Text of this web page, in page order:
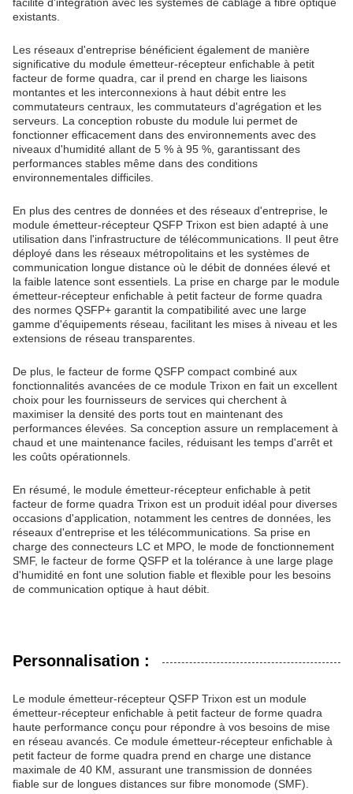
existants.
Les réseaux d'entreprise bénéficient également de manière
significative du module émetteur-récepteur enfichable à petit
facteur de forme quadra, car il prend en charge les liaisons
montantes et les interconnexions à haut débit entre les
commutateurs centraux, les commutateurs d'agrégation et les
serveurs. La conception robuste du module lui permet de
fonctionner efficacement dans des environnements avec des
niveaux d'humidité allant de 5 % à 95 %, garantissant des
performances stables même dans des conditions
environnementales difficiles.
En plus des centres de données et des réseaux d'entreprise, le
module émetteur-récepteur QSFP Trixon est bien adapté à une
utilisation dans l'infrastructure de télécommunications. Il peut être
déployé dans les réseaux métropolitains et les systèmes de
communication longue distance où le débit de données élevé et
la faible latence sont essentiels. La prise en charge par le module
émetteur-récepteur enfichable à petit facteur de forme quadra
des normes QSFP+ garantit la compatibilité avec une large
gamme d'équipements réseau, facilitant les mises à niveau et les
extensions de réseau transparentes.
De plus, le facteur de forme QSFP compact combiné aux
fonctionnalités avancées de ce module Trixon en fait un excellent
choix pour les fournisseurs de services qui cherchent à
maximiser la densité des ports tout en maintenant des
performances élevées. Sa conception assure un remplacement à
chaud et une maintenance faciles, réduisant les temps d'arrêt et
les coûts opérationnels.
En résumé, le module émetteur-récepteur enfichable à petit
facteur de forme quadra Trixon est un produit idéal pour diverses
occasions d'application, notamment les centres de données, les
réseaux d'entreprise et les télécommunications. Sa prise en
charge des connecteurs LC et MPO, le mode de fonctionnement
SMF, le facteur de forme QSFP et la tolérance à une large plage
d'humidité en font une solution fiable et flexible pour les besoins
de communication optique à haut débit.
Personnalisation :
Le module émetteur-récepteur QSFP Trixon est un module
émetteur-récepteur enfichable à petit facteur de forme quadra
haute performance conçu pour répondre à vos besoins de mise
en réseau avancés. Ce module émetteur-récepteur enfichable à
petit facteur de forme quadra prend en charge une distance
maximale de 40 KM, assurant une transmission de données
fiable sur de longues distances sur fibre monomode (SMF).